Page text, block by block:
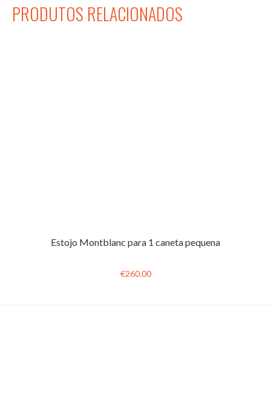
PRODUTOS RELACIONADOS
Estojo Montblanc para 1 caneta pequena
€260.00